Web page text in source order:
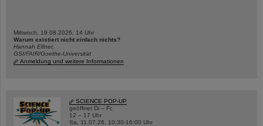
Mittwoch, 19.08.2026, 14 Uhr
Warum existiert nicht einfach nichts?
Hannah Elfner,
GSI/FAIR/Goethe-Universität
Anmeldung und weitere Informationen
SCIENCE POP-UP
geöffnet Di – Fr,
12 – 17 Uhr
Sa, 11.07.26, 10:30-16:00 Uhr